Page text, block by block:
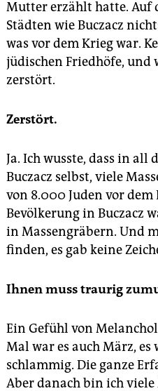
Mutter erzählt hatte. Auf
Städten wie Buczacz
was vor dem Krieg war.
jüdischen Friedhöfe, und
zerstört.
Zerstört.
Ja. Ich wusste, dass in all
Buczacz selbst, viele
von 8.000 Juden vor
Bevölkerung in Buczacz
in Massengräbern. Und
finden, es gab keine
Ihnen muss traurig
Ein Gefühl von
Mal war es auch März,
schlammig. Die ganze
Aber danach bin ich